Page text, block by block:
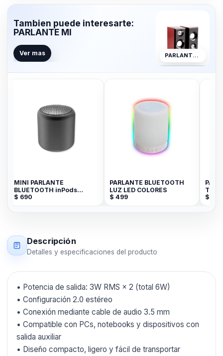
Tambien puede interesarte:
PARLANTE MI
Ver mas PARLANTE MI
MINI PARLANTE
BLUETOOTH inPods
LITTLE FUN TWS
$ 690
PARLANTE BLUETOOTH
LUZ LED COLORES
$ 499 $
Descripción
Detalles y especificaciones del producto
• Potencia de salida: 3W RMS × 2 (total 6W)
• Configuración 2.0 estéreo
• Conexión mediante cable de audio 3.5 mm
• Compatible con PCs, notebooks y dispositivos con
salida auxiliar
• Diseño compacto, ligero y fácil de transportar